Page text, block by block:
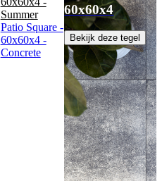
Summer
Patio Square -
60x60x4 -
Concrete
60x60x4
Bekijk deze tegel